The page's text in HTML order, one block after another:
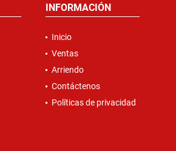
INFORMACIÓN
Inicio
Ventas
Arriendo
Contáctenos
Políticas de privacidad